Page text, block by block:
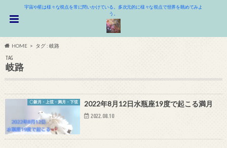
宇宙や星は様々な視点を常に問いかけている。多次元的に様々な視点で世界を眺めてみよ
う。
HOME タグ : 岐路
TAG
岐路
〇新月・上弦・満月・下弦 2022年8月12日水瓶座19度で起こる満月
2022.08.10